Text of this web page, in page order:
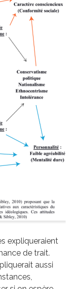
expliqueraient
de trait.
aussi